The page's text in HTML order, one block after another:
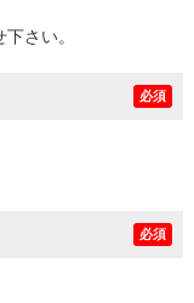
さい。
必須
必須